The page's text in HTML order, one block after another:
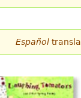
Español